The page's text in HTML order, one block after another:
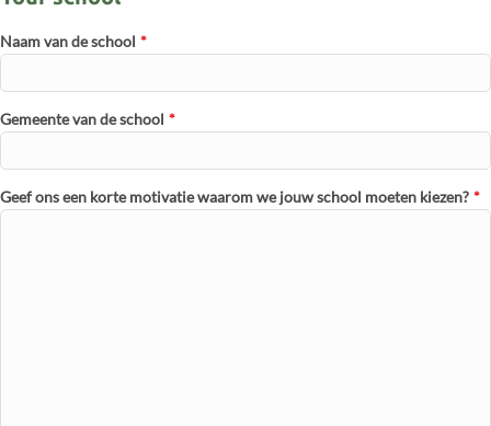
Naam van de school *
Gemeente van de school *
Geef ons een korte motivatie waarom we jouw school moeten kiezen? *